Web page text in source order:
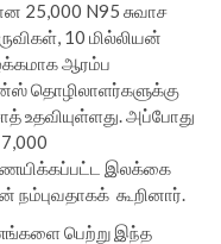
25,000 N95 சுவாச
10 மில்லியன்
ஆரம்ப
தொழிலாளர்களுக்கு
உதவியுள்ளது. அப்போது
இலக்கை
நம்புவதாகக் கூறினார்.
பெற்று இந்த